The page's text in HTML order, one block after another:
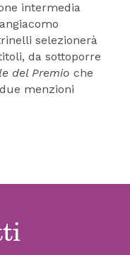
intermedia
selezionerà
da sottoporre
del Premio che
menzioni